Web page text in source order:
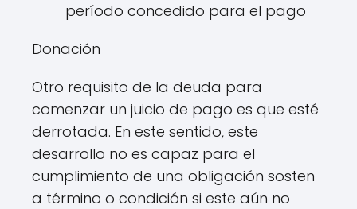
período concedido para el pago
Donación
Otro requisito de la deuda para
comenzar un juicio de pago es que esté
derrotada. En este sentido, este
desarrollo no es capaz para el
cumplimiento de una obligación sosten
a término o condición si este aún no